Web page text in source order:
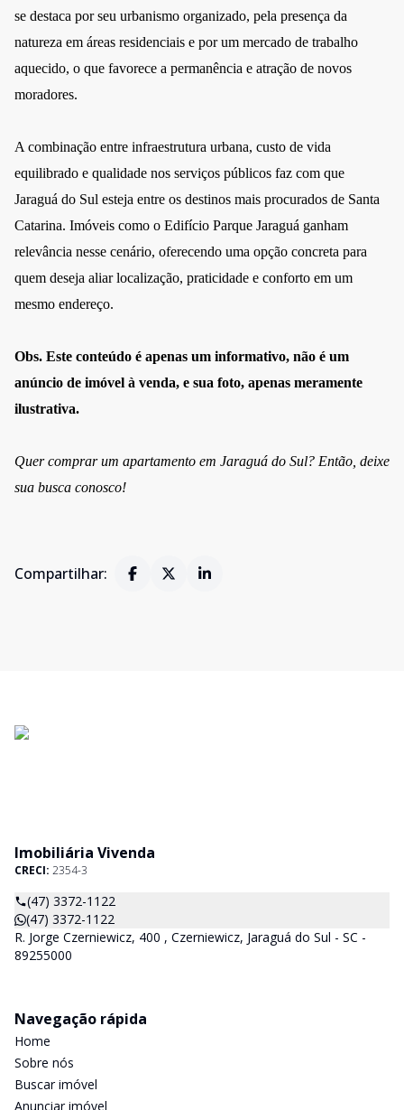
se destaca por seu urbanismo organizado, pela presença da
natureza em áreas residenciais e por um mercado de trabalho
aquecido, o que favorece a permanência e atração de novos
moradores.
A combinação entre infraestrutura urbana, custo de vida
equilibrado e qualidade nos serviços públicos faz com que
Jaraguá do Sul esteja entre os destinos mais procurados de Santa
Catarina. Imóveis como o Edifício Parque Jaraguá ganham
relevância nesse cenário, oferecendo uma opção concreta para
quem deseja aliar localização, praticidade e conforto em um
mesmo endereço.
Obs. Este conteúdo é apenas um informativo, não é um
anúncio de imóvel à venda, e sua foto, apenas meramente
ilustrativa.
Quer comprar um apartamento em Jaraguá do Sul? Então, deixe
sua busca conosco!
Compartilhar:
Imobiliária Vivenda
CRECI: 2354-3
(47) 3372-1122
(47) 3372-1122
R. Jorge Czerniewicz, 400 , Czerniewicz, Jaraguá do Sul - SC -
89255000
Navegação rápida
Home
Sobre nós
Buscar imóvel
Anunciar imóvel